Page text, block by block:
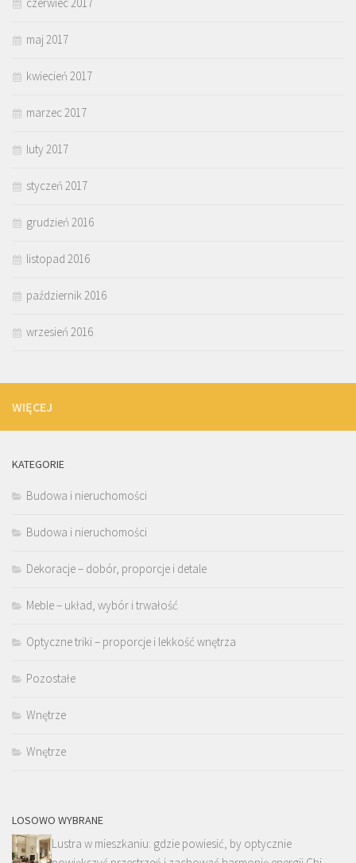
maj 2017
kwiecień 2017
marzec 2017
luty 2017
styczeń 2017
grudzień 2016
listopad 2016
październik 2016
wrzesień 2016
WIĘCEJ
KATEGORIE
Budowa i nieruchomości
Budowa i nieruchomości
Dekoracje – dobór, proporcje i detale
Meble – układ, wybór i trwałość
Optyczne triki – proporcje i lekkość wnętrza
Pozostałe
Wnętrze
Wnętrze
LOSOWO WYBRANE
Lustra w mieszkaniu: gdzie powiesić, by optycznie